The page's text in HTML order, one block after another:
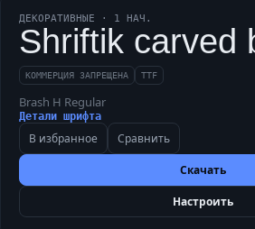
ДЕКОРАТИВНЫЕ · 1 НАЧ.
Shriftik carved
КОММЕРЦИЯ ЗАПРЕЩЕНА TTF
Brash H Regular
Детали шрифта
В избранное Сравнить
Скачать
Настроить